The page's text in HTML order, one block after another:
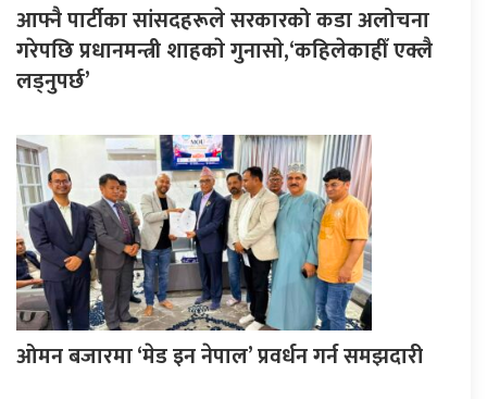
आफ्नै पार्टीका सांसदहरूले सरकारको कडा अलोचना
गरेपछि प्रधानमन्त्री शाहकाे गुनासाे,‘कहिलेकाहीँ एक्लै
लड्नुपर्छ’
ओमन बजारमा ‘मेड इन नेपाल’ प्रवर्धन गर्न समझदारी